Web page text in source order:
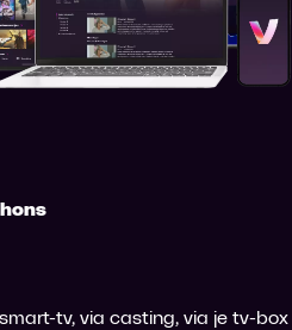
tv, via casting, via je tv-box